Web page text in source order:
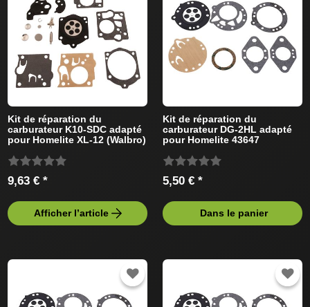
Kit de réparation du
carburateur K10-SDC adapté
pour Homelite XL-12 (Walbro)
9,63 € *
Afficher l’article
Kit de réparation du
carburateur DG-2HL adapté
pour Homelite 43647
5,50 € *
Dans le panier